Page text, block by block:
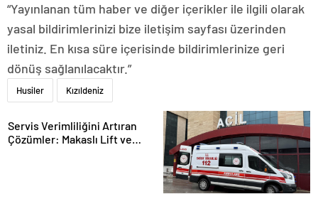
“Yayınlanan tüm haber ve diğer içerikler ile ilgili olarak
yasal bildirimlerinizi bize iletişim sayfası üzerinden
iletiniz. En kısa süre içerisinde bildirimlerinize geri
dönüş sağlanılacaktır.”
Husiler Kızıldeniz
Servis Verimliliğini Artıran
Çözümler: Makaslı Lift ve